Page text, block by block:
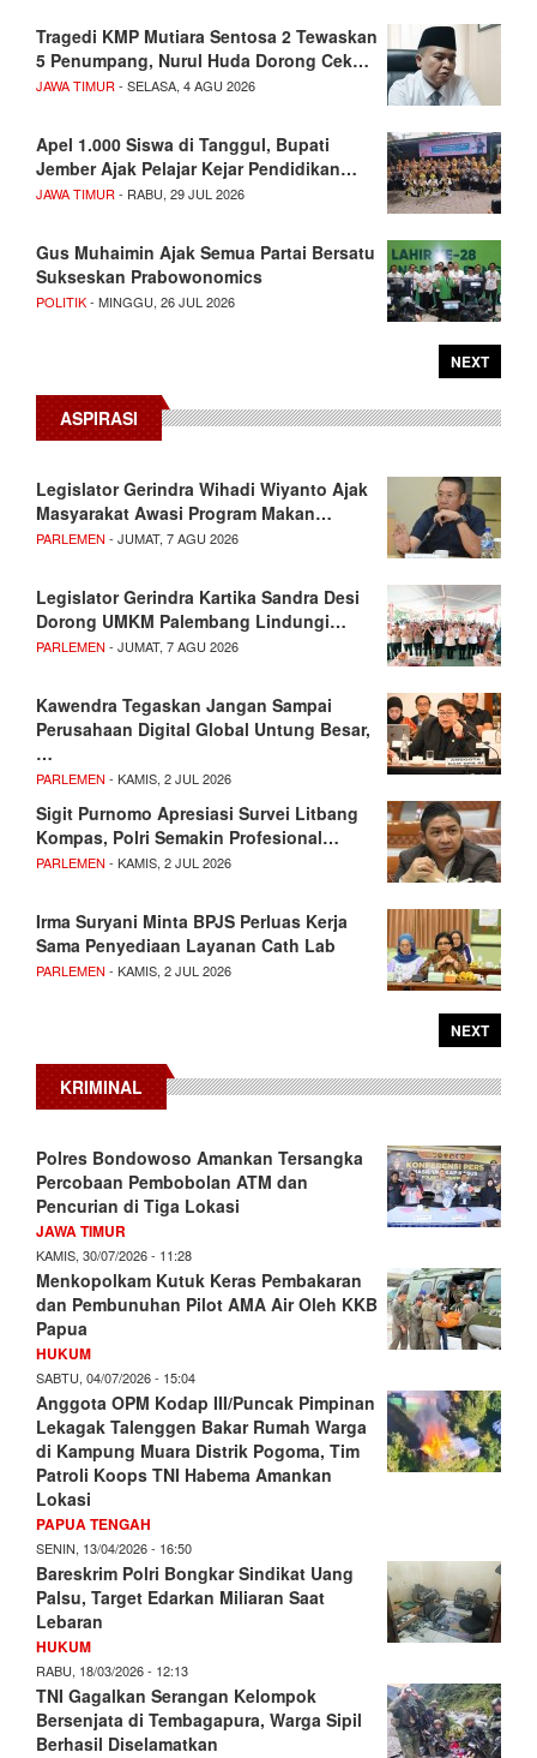
Tragedi KMP Mutiara Sentosa 2 Tewaskan
5 Penumpang, Nurul Huda Dorong Cek…
JAWA TIMUR - SELASA, 4 AGU 2026
Apel 1.000 Siswa di Tanggul, Bupati
Jember Ajak Pelajar Kejar Pendidikan…
JAWA TIMUR - RABU, 29 JUL 2026
Gus Muhaimin Ajak Semua Partai Bersatu
Sukseskan Prabowonomics
POLITIK- MINGGU, 26 JUL 2026
NEXT
ASPIRASI
Legislator Gerindra Wihadi Wiyanto Ajak
Masyarakat Awasi Program Makan…
PARLEMEN - JUMAT, 7 AGU 2026
Legislator Gerindra Kartika Sandra Desi
Dorong UMKM Palembang Lindungi…
PARLEMEN - JUMAT, 7 AGU 2026
Kawendra Tegaskan Jangan Sampai
Perusahaan Digital Global Untung Besar,
…
PARLEMEN - KAMIS, 2 JUL 2026
Sigit Purnomo Apresiasi Survei Litbang
Kompas, Polri Semakin Profesional…
PARLEMEN - KAMIS, 2 JUL 2026
Irma Suryani Minta BPJS Perluas Kerja
Sama Penyediaan Layanan Cath Lab
PARLEMEN - KAMIS, 2 JUL 2026
NEXT
KRIMINAL
Polres Bondowoso Amankan Tersangka
Percobaan Pembobolan ATM dan
Pencurian di Tiga Lokasi
JAWA TIMUR
KAMIS, 30/07/2026 - 11:28
Menkopolkam Kutuk Keras Pembakaran
dan Pembunuhan Pilot AMA Air Oleh KKB
Papua
HUKUM
SABTU, 04/07/2026 - 15:04
Anggota OPM Kodap III/Puncak Pimpinan
Lekagak Talenggen Bakar Rumah Warga
di Kampung Muara Distrik Pogoma, Tim
Patroli Koops TNI Habema Amankan
Lokasi
PAPUA TENGAH
SENIN, 13/04/2026 - 16:50
Bareskrim Polri Bongkar Sindikat Uang
Palsu, Target Edarkan Miliaran Saat
Lebaran
HUKUM
RABU, 18/03/2026 - 12:13
TNI Gagalkan Serangan Kelompok
Bersenjata di Tembagapura, Warga Sipil
Berhasil Diselamatkan